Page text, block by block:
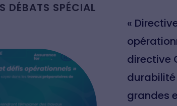
DÉBATS SPÉCIAL
«
directive
grandes